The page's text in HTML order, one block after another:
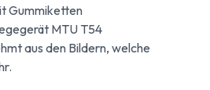
Gummiketten
MTU T54
aus den Bildern, welche